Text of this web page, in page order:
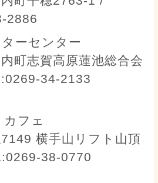
2886
ーセンター
町志賀高原蓮池総合会
34-2133
フェ
横手山リフト山頂
38-0770